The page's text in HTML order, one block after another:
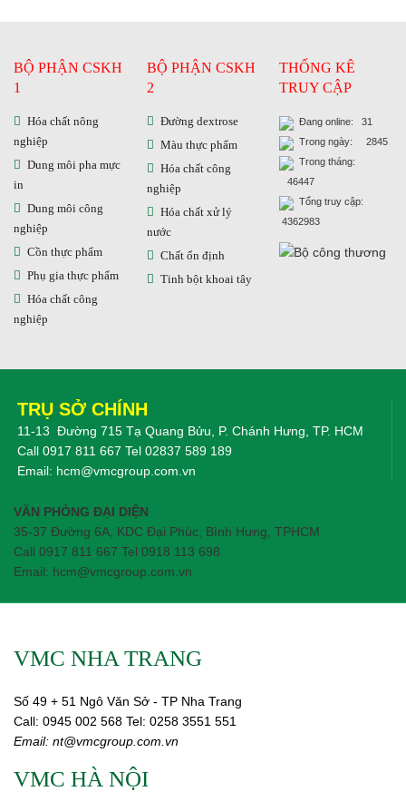
BỘ PHẬN CSKH
1
Hóa chất nông
nghiệp
Dung môi pha mực
in
Dung môi công
nghiệp
Cồn thực phẩm
Phụ gia thực phẩm
Hóa chất công
nghiệp
BỘ PHẬN CSKH
2
Đường dextrose
Màu thực phẩm
Hóa chất công
nghiệp
Hóa chất xử lý
nước
Chất ổn định
Tinh bột khoai tây
THỐNG KÊ
TRUY CẬP
Đang online: 31
Trong ngày: 2845
Trong tháng:
46447
Tổng truy cập:
4362983
TRỤ SỞ CHÍNH
11-13 Đường 715 Tạ Quang Bửu, P. Chánh Hưng, TP. HCM
Call 0917 811 667 Tel 02837 589 189
Email: hcm@vmcgroup.com.vn
VĂN PHÒNG ĐẠI DIỆN
35-37 Đường 6A, KDC Đại Phúc, Bình Hưng, TPHCM
Call 0917 811 667 Tel 0918 113 698
Email: hcm@vmcgroup.com.vn
VMC NHA TRANG
Số 49 + 51 Ngô Văn Sở - TP Nha Trang
Call: 0945 002 568 Tel: 0258 3551 551
Email: nt@vmcgroup.com.vn
VMC HÀ NỘI